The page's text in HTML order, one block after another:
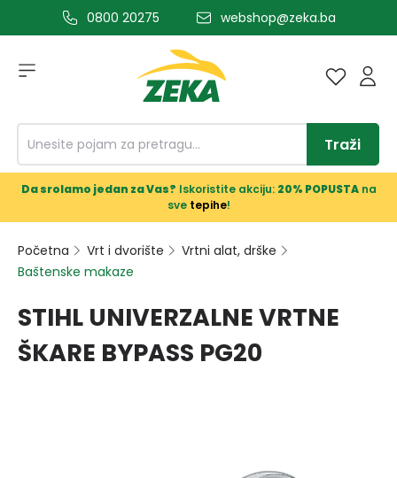
glavni sadržaj0800 20275 webshop@zeka.ba
Traži
Da srolamo jedan za Vas? Iskoristite akciju: 20% POPUSTAna
sve tepihe!
Početna Vrt i dvorište
Vrtni alat, drške
Baštenske makaze
STIHL UNIVERZALNE VRTNE
ŠKARE BYPASS PG20